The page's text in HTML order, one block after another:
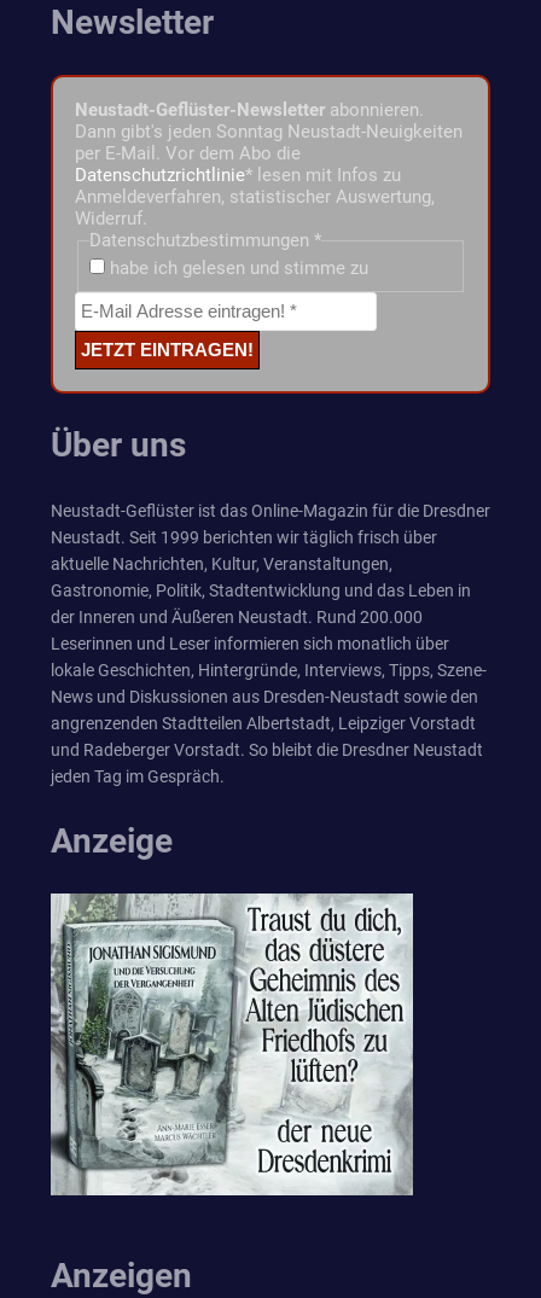
Newsletter
Neustadt-Geflüster-Newsletter abonnieren.
Dann gibt's jeden Sonntag Neustadt-Neuigkeiten
per E-Mail. Vor dem Abo die
Datenschutzrichtlinie* lesen mit Infos zu
Anmeldeverfahren, statistischer Auswertung,
Widerruf.
Datenschutzbestimmungen *
habe ich gelesen und stimme zu
Über uns
Neustadt-Geflüster ist das Online-Magazin für die Dresdner
Neustadt. Seit 1999 berichten wir täglich frisch über
aktuelle Nachrichten, Kultur, Veranstaltungen,
Gastronomie, Politik, Stadtentwicklung und das Leben in
der Inneren und Äußeren Neustadt. Rund 200.000
Leserinnen und Leser informieren sich monatlich über
lokale Geschichten, Hintergründe, Interviews, Tipps, Szene-
News und Diskussionen aus Dresden-Neustadt sowie den
angrenzenden Stadtteilen Albertstadt, Leipziger Vorstadt
und Radeberger Vorstadt. So bleibt die Dresdner Neustadt
jeden Tag im Gespräch.
Anzeige
Anzeigen